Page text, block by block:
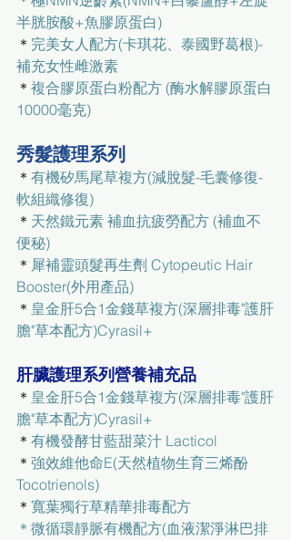
半胱胺酸+魚膠原蛋白)
＊ 完美女人配方(卡琪花、泰國野葛根)-
補充女性雌激素
＊ 複合膠原蛋白粉配方 (酶水解膠原蛋白
10000毫克)
秀髮護理系列
＊ 有機矽馬尾草複方(減脫髮-毛囊修復-
軟組織修復)
＊ 天然鐵元素 補血抗疲勞配方 (補血不
便秘)
＊ 犀補靈頭髮再生劑 Cytopeutic Hair
Booster(外用產品)
＊ 皇金肝5合1金錢草複方(深層排毒"護肝
膽"草本配方)Cyrasil+
肝臟護理系列營養補充品
＊ 皇金肝5合1金錢草複方(深層排毒"護肝
膽"草本配方)Cyrasil+
＊ 有機發酵甘藍甜菜汁 Lacticol
＊ 強效維他命E(天然植物生育三烯酚
Tocotrienols)
＊ 寬葉獨行草精華排毒配方
＊ 微循環靜脈有機配方(血液潔淨淋巴排